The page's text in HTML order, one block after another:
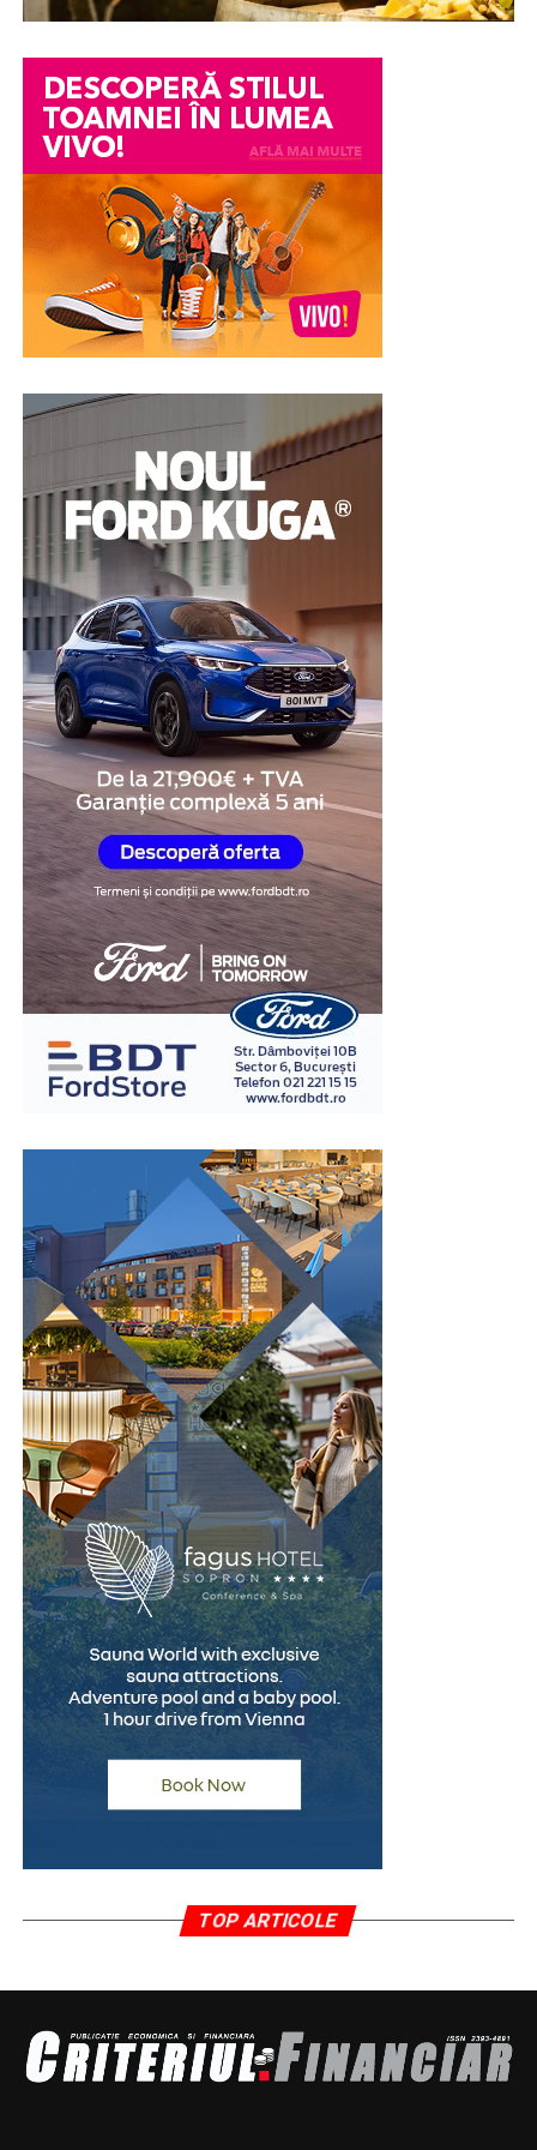
într-un conflict personal, o neînțelegere între colegi
serioase asupra imaginii și credibilității unei persoane.
Din păcate, chiar și atunci când acuzațiile se dovedesc
ulterior nefondate, efectele asupra reputației pot
persista. Încrederea colegilor, a angajatorului sau chiar a
membrilor familiei poate fi afectată, iar procesul de
recâștigare a acesteia poate fi dificil.
În astfel de împrejurări, unele persoane aleg în mod
voluntar să efectueze un test poligraf pentru a susține
veridicitatea declarațiilor lor. Examinarea nu stabilește
însă poate constitui un element suplimentar de
evaluare și poate contribui la clarificarea
circumstanțelor în care au apărut suspiciunile.
Pentru multe persoane, această abordare reprezintă o
modalitate de a demonstra disponibilitatea de a coopera
și de a răspunde transparent întrebărilor legate de
situația investigată.
Obiectivitatea reacțiilor
fiziologice
Unul dintre cele mai importante avantaje ale testului
poligraf este faptul că evaluarea se bazează pe
monitorizarea unor reacții fiziologice involuntare,
precum ritmul cardiac, respirația, tensiunea arterială și
modificările conductanței electrice a pielii.
În cadrul examinării, specialistul formulează întrebări
relevante pentru situația investigată și analizează
răspunsurile împreună cu reacțiile fiziologice
înregistrate. Interpretarea rezultatelor este realizată în
baza unor metode și protocoale specifice, de către
examinatori instruiți în acest domeniu.
subiective, examinarea poligraf urmărește indicatori
fiziologici măsurabili, ceea ce oferă un grad suplimentar
de obiectivitate în procesul de evaluare. Din acest motiv,
testul este utilizat în numeroase contexte, inclusiv în
investigații interne, procese de selecție pentru anumite
funcții sensibile sau verificarea unor declarații în cadrul
unor anchete.
Este important de înțeles că rezultatul unui test
poligraf trebuie interpretat în contextul întregii situații
și al celorlalte informații disponibile. Tocmai această
abordare echilibrată îi conferă valoare ca instrument
complementar de verificare.
Un pas spre recâștigarea
încrederii
Pentru persoanele care au fost acuzate pe nedrept,
procesul de recâștigare a încrederii poate fi dificil și de
durată. În multe cazuri, simpla dorință de a efectua un
test poligraf transmite un mesaj important despre
disponibilitatea de a clarifica situația într-un mod
După finalizarea examinării, specialistul întocmește un
raport oficial care reflectă concluziile evaluării. Acest
document poate fi prezentat, atunci când este necesar
persoane implicate în soluționarea cazului.
Pentru numeroși oameni, un astfel de raport reprezintă
un element care contribuie la reconstruirea credibilității
TOP ARTICOLE